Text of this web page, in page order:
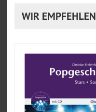
WIR EMPFEHLEN